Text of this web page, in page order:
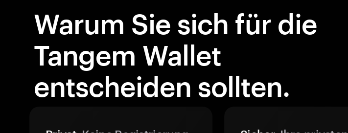
Warum Sie sich für die
Tangem Wallet
entscheiden sollten.